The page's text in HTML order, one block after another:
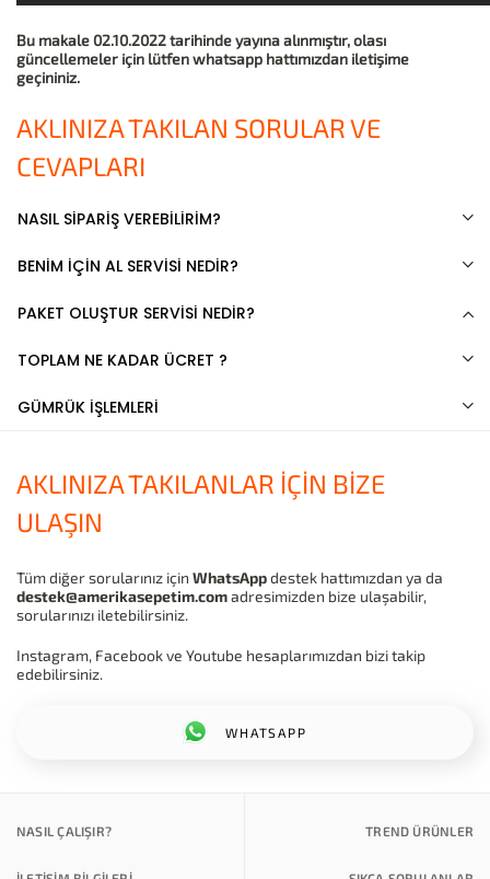
Bu makale 02.10.2022 tarihinde yayına alınmıştır, olası
güncellemeler için lütfen whatsapp hattımızdan iletişime
geçininiz.
AKLINIZA TAKILAN SORULAR VE
CEVAPLARI
NASIL SİPARİŞ VEREBİLİRİM?
BENİM İÇİN AL SERVİSİ NEDİR?
PAKET OLUŞTUR SERVİSİ NEDİR?
TOPLAM NE KADAR ÜCRET ?
GÜMRÜK İŞLEMLERİ
AKLINIZA TAKILANLAR İÇİN BİZE
ULAŞIN
WHATSAPP
Tüm diğer sorularınız için WhatsAppdestek hattımızdan ya da
destek@amerikasepetim.comadresimizden bize ulaşabilir,
sorularınızı iletebilirsiniz.
Instagram, Facebook ve Youtube hesaplarımızdan bizi takip
edebilirsiniz.
NASIL ÇALIŞIR? TREND ÜRÜNLER